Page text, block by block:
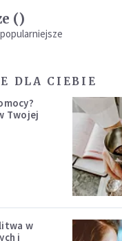
()
DLA CIEBIE
Twojej
w
i